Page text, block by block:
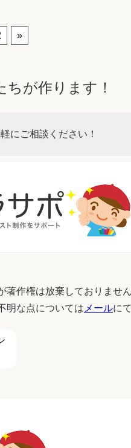
»
が作ります！
にご相談ください！
作権は放棄しておりません
明な点については メールに